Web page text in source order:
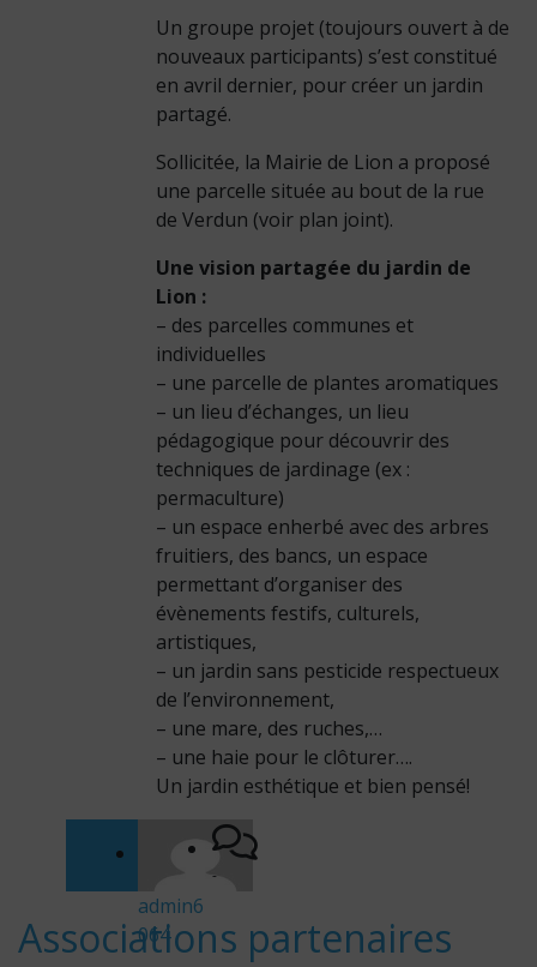
Un groupe projet (toujours ouvert à de
nouveaux participants) s’est constitué
en avril dernier, pour créer un jardin
partagé.
Sollicitée, la Mairie de Lion a proposé
une parcelle située au bout de la rue
de Verdun (voir plan joint).
Une vision partagée du jardin de
Lion :
– des parcelles communes et
individuelles
– une parcelle de plantes aromatiques
– un lieu d’échanges, un lieu
pédagogique pour découvrir des
techniques de jardinage (ex :
permaculture)
– un espace enherbé avec des arbres
fruitiers, des bancs, un espace
permettant d’organiser des
évènements festifs, culturels,
artistiques,
– un jardin sans pesticide respectueux
de l’environnement,
– une mare, des ruches,…
– une haie pour le clôturer….
Un jardin esthétique et bien pensé!
admin6
064
-
Associations partenaires